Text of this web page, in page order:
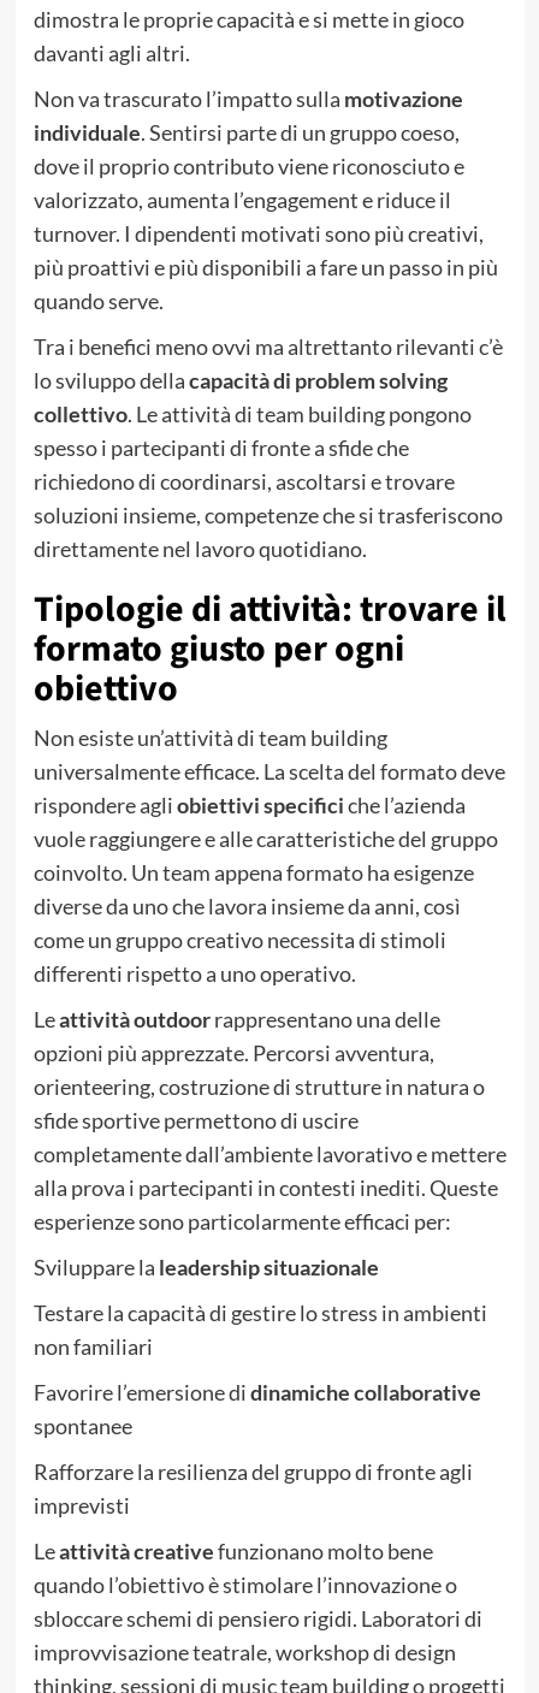
dimostra le proprie capacità e si mette in gioco
davanti agli altri.
Non va trascurato l’impatto sulla motivazione
individuale. Sentirsi parte di un gruppo coeso,
dove il proprio contributo viene riconosciuto e
valorizzato, aumenta l’engagement e riduce il
turnover. I dipendenti motivati sono più creativi,
più proattivi e più disponibili a fare un passo in più
quando serve.
Tra i benefici meno ovvi ma altrettanto rilevanti c’è
lo sviluppo dellacapacità di problem solving
collettivo. Le attività di team building pongono
spesso i partecipanti di fronte a sfide che
richiedono di coordinarsi, ascoltarsi e trovare
soluzioni insieme, competenze che si trasferiscono
direttamente nel lavoro quotidiano.
Tipologie di attività: trovare il
formato giusto per ogni
obiettivo
Non esiste un’attività di team building
universalmente efficace. La scelta del formato deve
rispondere agliobiettivi specificiche l’azienda
vuole raggiungere e alle caratteristiche del gruppo
coinvolto. Un team appena formato ha esigenze
diverse da uno che lavora insieme da anni, così
come un gruppo creativo necessita di stimoli
differenti rispetto a uno operativo.
Leattività outdoorrappresentano una delle
opzioni più apprezzate. Percorsi avventura,
orienteering, costruzione di strutture in natura o
sfide sportive permettono di uscire
completamente dall’ambiente lavorativo e mettere
alla prova i partecipanti in contesti inediti. Queste
esperienze sono particolarmente efficaci per:
Sviluppare la leadership situazionale
Testare la capacità di gestire lo stress in ambienti
non familiari
Favorire l’emersione didinamiche collaborative
spontanee
Rafforzare la resilienza del gruppo di fronte agli
imprevisti
Leattività creativefunzionano molto bene
quando l’obiettivo è stimolare l’innovazione o
sbloccare schemi di pensiero rigidi. Laboratori di
improvvisazione teatrale, workshop di design
thinking, sessioni di music team building o progetti